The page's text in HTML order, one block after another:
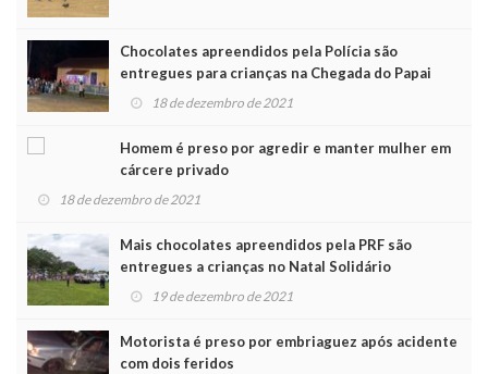
Chocolates apreendidos pela Polícia são
entregues para crianças na Chegada do Papai
Noel 18 de dezembro de 2021
Homem é preso por agredir e manter mulher em
cárcere privado
18 de dezembro de 2021
Mais chocolates apreendidos pela PRF são
entregues a crianças no Natal Solidário
19 de dezembro de 2021
Motorista é preso por embriaguez após acidente
com dois feridos